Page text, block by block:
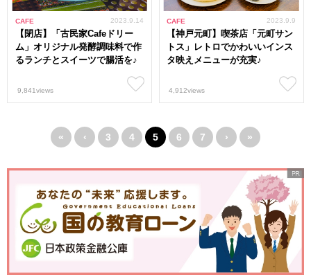
CAFE
【閉店】「古民家Cafeドリー
ム」オリジナル発酵調味料で作
るランチとスイーツで腸活を♪
2023.9.14
9,841views
CAFE
【神戸元町】喫茶店「元町サン
トス」レトロでかわいいインス
タ映えメニューが充実♪
2023.9.9
4,912views
« ‹ 3 4 5 6 7 › »